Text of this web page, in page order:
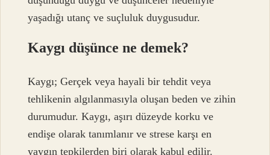
yaşadığı utanç ve suçluluk duygusudur.
Kaygı düşünce ne demek?
Kaygı; Gerçek veya hayali bir tehdit veya
tehlikenin algılanmasıyla oluşan beden ve zihin
durumudur. Kaygı, aşırı düzeyde korku ve
endişe olarak tanımlanır ve strese karşı en
yaygın tepkilerden biri olarak kabul edilir.